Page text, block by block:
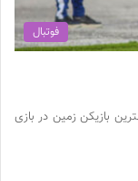
فوتبال
بازیکن زمین در بازی